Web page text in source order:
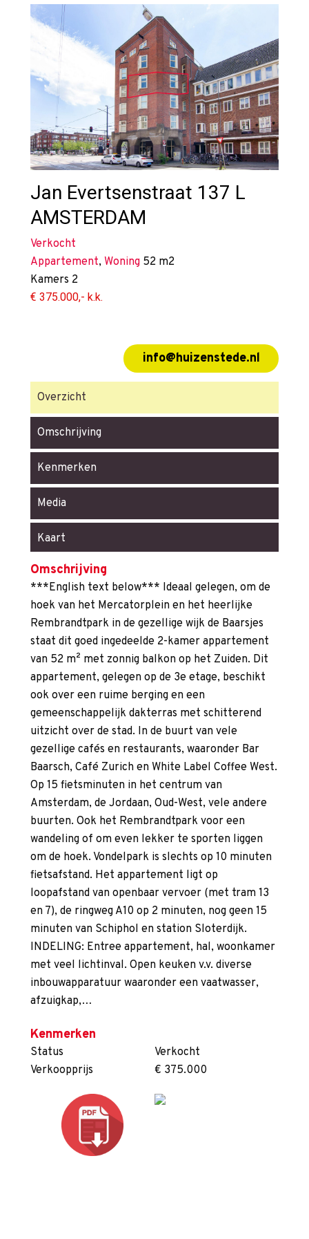
Jan Evertsenstraat 137 L
AMSTERDAM
Verkocht
Appartement, Woning 52 m2
Kamers 2
€ 375.000,- k.k.
info@huizenstede.nl
Overzicht
Omschrijving
Kenmerken
Media
Kaart
Omschrijving
***English text below*** Ideaal gelegen, om de
hoek van het Mercatorplein en het heerlijke
Rembrandtpark in de gezellige wijk de Baarsjes
staat dit goed ingedeelde 2-kamer appartement
van 52 m² met zonnig balkon op het Zuiden. Dit
appartement, gelegen op de 3e etage, beschikt
ook over een ruime berging en een
gemeenschappelijk dakterras met schitterend
uitzicht over de stad. In de buurt van vele
gezellige cafés en restaurants, waaronder Bar
Baarsch, Café Zurich en White Label Coffee West.
Op 15 fietsminuten in het centrum van
Amsterdam, de Jordaan, Oud-West, vele andere
buurten. Ook het Rembrandtpark voor een
wandeling of om even lekker te sporten liggen
om de hoek. Vondelpark is slechts op 10 minuten
fietsafstand. Het appartement ligt op
loopafstand van openbaar vervoer (met tram 13
en 7), de ringweg A10 op 2 minuten, nog geen 15
minuten van Schiphol en station Sloterdijk.
INDELING: Entree appartement, hal, woonkamer
met veel lichtinval. Open keuken v.v. diverse
inbouwapparatuur waaronder een vaatwasser,
afzuigkap,…
Kenmerken
Status
Verkocht
Verkoopprijs
€ 375.000